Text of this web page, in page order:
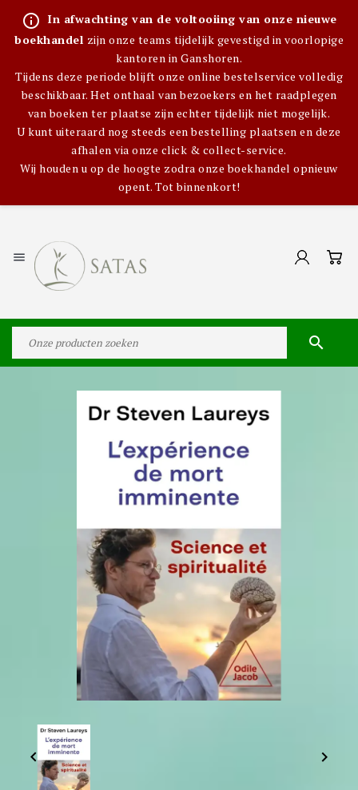
info_outline In afwachting van de voltooiing van onze nieuwe
boekhandel zijn onze teams tijdelijk gevestigd in voorlopige
kantoren in Ganshoren.
Tijdens deze periode blijft onze online bestelservice volledig
beschikbaar. Het onthaal van bezoekers en het raadplegen
van boeken ter plaatse zijn echter tijdelijk niet mogelijk.
U kunt uiteraard nog steeds een bestelling plaatsen en deze
afhalen via onze click & collect-service.
Wij houden u op de hoogte zodra onze boekhandel opnieuw
opent. Tot binnenkort!


 